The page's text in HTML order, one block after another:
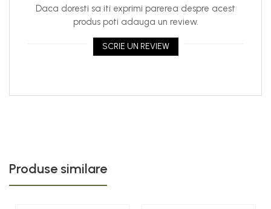
Daca doresti sa iti exprimi parerea despre acest
produs poti adauga un review.
SCRIE UN REVIEW
Produse similare